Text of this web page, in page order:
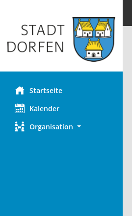
Startseite
Kalender
Organisation